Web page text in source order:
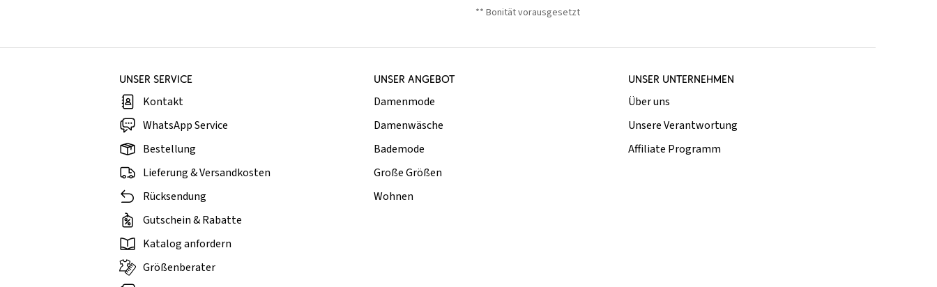
** Bonität vorausgesetzt
UNSER SERVICE
Kontakt
WhatsApp Service
Bestellung
Lieferung & Versandkosten
Rücksendung
Gutschein & Rabatte
Katalog anfordern
Größenberater
UNSER ANGEBOT
Damenmode
Damenwäsche
Bademode
Große Größen
Wohnen
UNSER UNTERNEHMEN
Über uns
Unsere Verantwortung
Affiliate Programm